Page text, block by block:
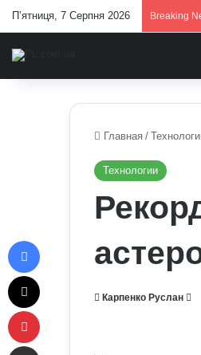
П’ятниця, 7 Серпня 2026 Breaking
Главная /
Технологии
Карпенко Руслан